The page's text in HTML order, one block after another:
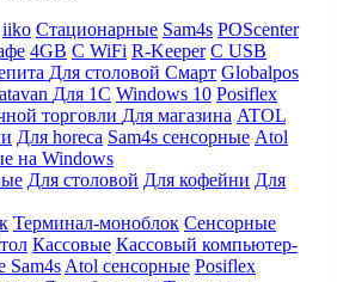
iiko Стационарные Sam4s POScenter
4GB С WiFi R-Keeper С USB
Для столовой Смарт Globalpos
Для 1С Windows 10 Posiflex
торговли Для магазина ATOL
Для horeca Sam4s сенсорные Atol
на Windows
Для столовой Для кофейни Для
Терминал-моноблок Сенсорные
Кассовые Кассовый компьютер-
Sam4s Atol сенсорные Posiflex